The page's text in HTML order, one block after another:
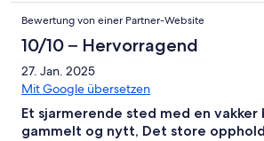
Bewertung von einer Partner-Website
10/10 – Hervorragend
27. Jan. 2025
Mit Google übersetzen
Et sjarmerende sted med en vakker
gammelt og nytt, Det store